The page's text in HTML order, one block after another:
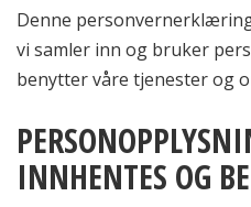
Denne
vi samler inn og bruker
benytter våre tjenester og
INNHENTES OG